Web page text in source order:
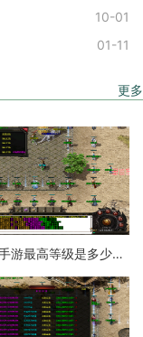
10-01
01-11
更多
热血传奇手游最高等级是多少级的